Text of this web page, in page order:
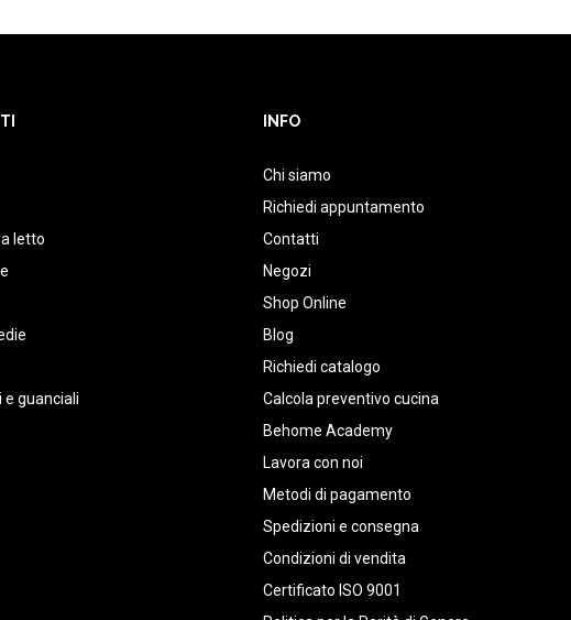
letto
e guanciali
INFO
Chi siamo
Richiedi appuntamento
Contatti
Negozi
Shop Online
Blog
Richiedi catalogo
Calcola preventivo cucina
Behome Academy
Lavora con noi
Metodi di pagamento
Spedizioni e consegna
Condizioni di vendita
Certificato ISO 9001